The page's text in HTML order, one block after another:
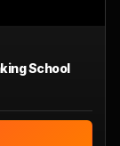
School